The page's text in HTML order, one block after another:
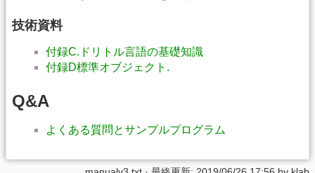
技術資料
付録C.ドリトル言語の基礎知識
付録D標準オブジェクト.
Q&A
よくある質問とサンプルプログラム